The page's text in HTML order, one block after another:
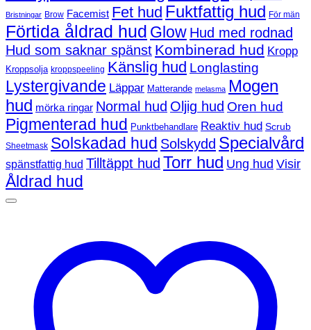
Bristningar Brow Facemist Fet hud Fuktfattig hud För män
Förtida åldrad hud Glow Hud med rodnad
Hud som saknar spänst Kombinerad hud Kropp
Kroppsolja kroppspeeling Känslig hud Longlasting
Lystergivande Läppar Matterande melasma Mogen
hud mörka ringar Normal hud Oljig hud Oren hud
Pigmenterad hud Punktbehandlare Reaktiv hud Scrub
Sheetmask Solskadad hud Solskydd Specialvård
spänstfattig hud Tilltäppt hud Torr hud Ung hud Visir
Åldrad hud